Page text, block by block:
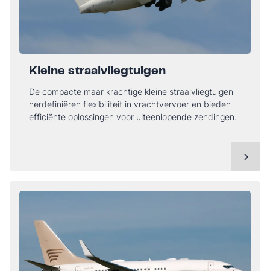
Kleine straalvliegtuigen
De compacte maar krachtige kleine straalvliegtuigen
herdefiniëren flexibiliteit in vrachtvervoer en bieden
efficiënte oplossingen voor uiteenlopende zendingen.